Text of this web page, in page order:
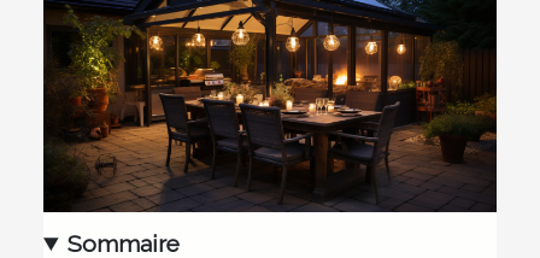
Sommaire